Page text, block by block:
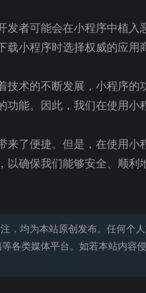
者可能会在小程序中植入
小程序时选择权威的应用
术的不断发展，小程序的
能。因此，我们在使用小
了便捷。但是，在使用小
确保我们能够安全、顺利
，均为本站原创发布。任何个
各类媒体平台。如若本站内容